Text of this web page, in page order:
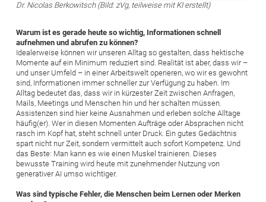
Dr. Nicolas Berkowitsch (Bild: zVg, teilweise mit KI erstellt)
Warum ist es gerade heute so wichtig, Informationen schnell
aufnehmen und abrufen zu können?
Idealerweise können wir unseren Alltag so gestalten, dass hektische
Momente auf ein Minimum reduziert sind. Realität ist aber, dass wir –
und unser Umfeld – in einer Arbeitswelt operieren, wo wir es gewohnt
sind, Informationen immer schneller zur Verfügung zu haben. Im
Alltag bedeutet das, dass wir in kürzester Zeit zwischen Anfragen,
Mails, Meetings und Menschen hin und her schalten müssen.
Assistenzen sind hier keine Ausnahmen und erleben solche Alltage
häufig(er). Wer in diesen Momenten Aufträge oder Absprachen nicht
rasch im Kopf hat, steht schnell unter Druck. Ein gutes Gedächtnis
spart nicht nur Zeit, sondern vermittelt auch sofort Kompetenz. Und
das Beste: Man kann es wie einen Muskel trainieren. Dieses
bewusste Training wird heute mit zunehmender Nutzung von
generativer AI umso wichtiger.
Was sind typische Fehler, die Menschen beim Lernen oder Merken